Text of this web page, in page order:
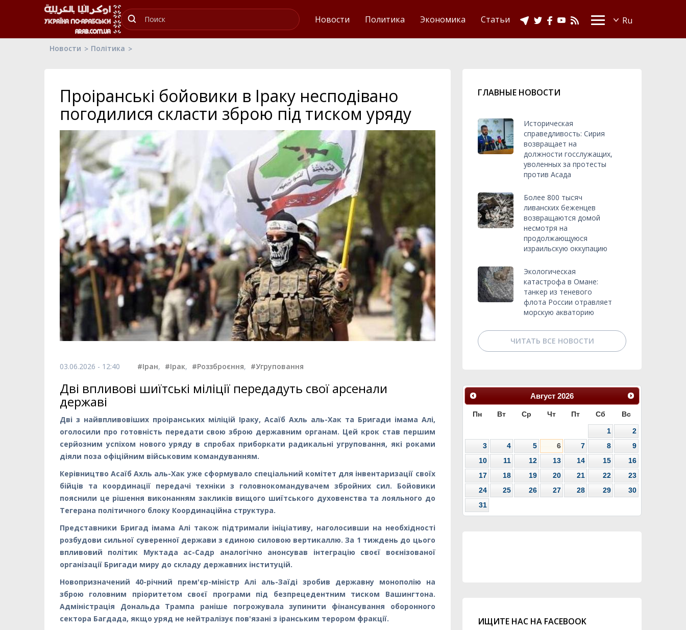
Новости Политика Экономика Статьи
Новости Політика
Проіранські бойовики в Іраку несподівано
погодилися скласти зброю під тиском уряду
03.06.2026 - 12:40 #Іран, #Ірак, #Роззброєння, #Угруповання
Дві впливові шиїтські міліції передадуть свої арсенали
державі
Дві з найвпливовіших проіранських міліцій Іраку, Асаїб Ахль аль-Хак та Бригади імама Алі,
оголосили про готовність передати свою зброю державним органам. Цей крок став першим
серйозним успіхом нового уряду в спробах приборкати радикальні угруповання, які роками
діяли поза офіційним військовим командуванням.
Керівництво Асаїб Ахль аль-Хак уже сформувало спеціальний комітет для інвентаризації своїх
бійців та координації передачі техніки з головнокомандувачем збройних сил. Бойовики
пояснили це рішення виконанням закликів вищого шиїтського духовенства та лояльного до
Тегерана політичного блоку Координаційна структура.
Представники Бригад імама Алі також підтримали ініціативу, наголосивши на необхідності
розбудови сильної суверенної держави з єдиною силовою вертикаллю. За 1 тиждень до цього
впливовий політик Муктада ас-Садр аналогічно анонсував інтеграцію своєї воєнізованої
організації Бригади миру до складу державних інституцій.
Новопризначений 40-річний прем'єр-міністр Алі аль-Заїді зробив державну монополію на
зброю головним пріоритетом своєї програми під безпрецедентним тиском Вашингтона.
Адміністрація Дональда Трампа раніше погрожувала зупинити фінансування оборонного
сектора Багдада, якщо уряд не нейтралізує пов'язані з іранським терором фракції.
ГЛАВНЫЕ НОВОСТИ
Историческая
справедливость: Сирия
возвращает на
должности госслужащих,
уволенных за протесты
против Асада
Более 800 тысяч
ливанских беженцев
возвращаются домой
несмотря на
продолжающуюся
израильскую оккупацию
Экологическая
катастрофа в Омане:
танкер из теневого
флота России отравляет
морскую акваторию
ЧИТАТЬ ВСЕ НОВОСТИ
Август 2026
Пн Вт Ср Чт Пт Сб Вс
1
2
3
4 5 6 7 8
9
10
11 12 13 14 15
16
17
18 19 20 21 22
23
24
25 26 27 28 29
30
31
ИЩИТЕ НАС НА FACEBOOK